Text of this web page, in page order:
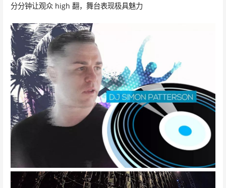
分分钟让观众 high 翻，舞台表现极具魅力